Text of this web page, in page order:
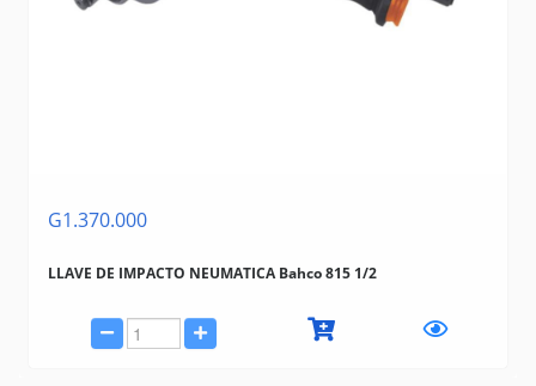
G1.370.000
LLAVE DE IMPACTO NEUMATICA Bahco 815 1/2